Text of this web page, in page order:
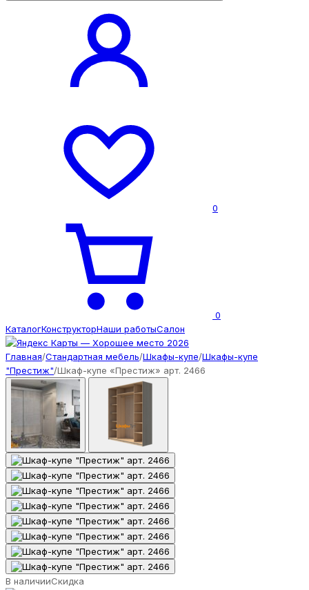
0
0
КаталогКонструкторНаши работыСалон
Главная/Стандартная мебель/Шкафы-купе/Шкафы-купе
"Престиж"/Шкаф-купе «Престиж» арт. 2466
В наличииСкидка